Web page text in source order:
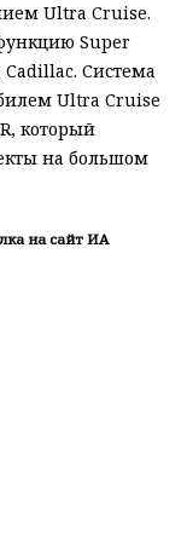
Ultra Cruise.
Super
Система
Ultra Cruise
который
на большом
на сайт ИА